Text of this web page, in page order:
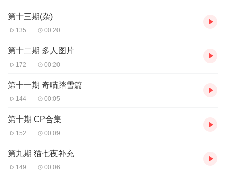
第十三期(杂)
135 00:20
第十二期 多人图片
172 00:20
第十一期 奇喵踏雪篇
144 00:05
第十期 CP合集
152 00:09
第九期 猫七夜补充
149 00:06